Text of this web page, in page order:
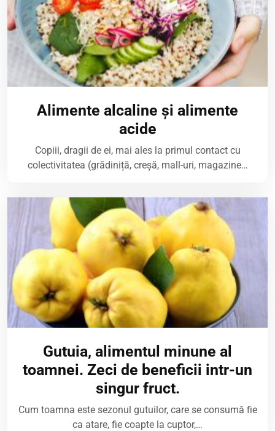
Alimente alcaline și alimente
acide
Copiii, dragii de ei, mai ales la primul contact cu
colectivitatea (grădiniță, creșă, mall-uri, magazine…
Gutuia, alimentul minune al
toamnei. Zeci de beneficii intr-un
singur fruct.
Cum toamna este sezonul gutuilor, care se consumă fie
ca atare, fie coapte la cuptor,…